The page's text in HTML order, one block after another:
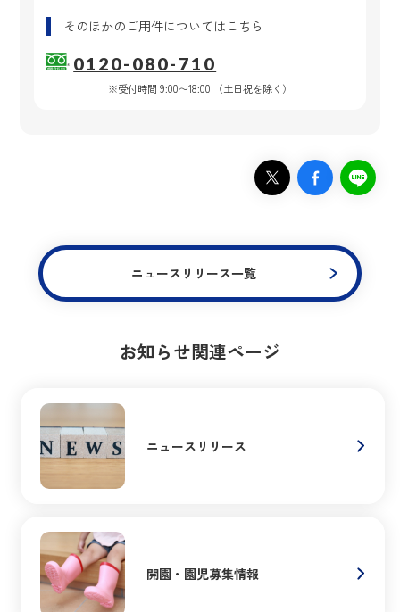
そのほかのご用件についてはこちら
0120-080-710
※受付時間 9:00〜18:00 （土日祝を除く）
ニュースリリース一覧
お知らせ関連ページ
ニュースリリース
開園・園児募集情報